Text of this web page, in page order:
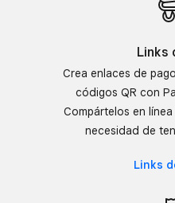
Links
Crea enlaces de
códigos QR con
Compártelos en
necesidad de
Links